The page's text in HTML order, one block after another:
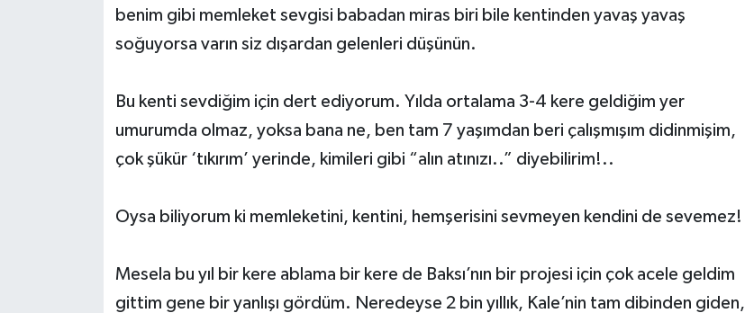
benim gibi memleket sevgisi babadan miras biri bile kentinden yavaş yavaş
soğuyorsa varın siz dışardan gelenleri düşünün.
Bu kenti sevdiğim için dert ediyorum. Yılda ortalama 3-4 kere geldiğim yer
umurumda olmaz, yoksa bana ne, ben tam 7 yaşımdan beri çalışmışım didinmişim,
çok şükür ‘tıkırım’ yerinde, kimileri gibi “alın atınızı..” diyebilirim!..
Oysa biliyorum ki memleketini, kentini, hemşerisini sevmeyen kendini de sevemez!
Mesela bu yıl bir kere ablama bir kere de Baksı’nın bir projesi için çok acele geldim
gittim gene bir yanlışı gördüm. Neredeyse 2 bin yıllık, Kale’nin tam dibinden giden,